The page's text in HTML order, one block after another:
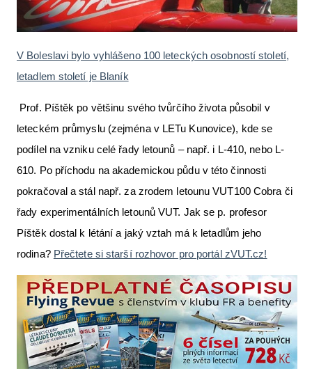
V Boleslavi bylo vyhlášeno 100 leteckých osobností století,
letadlem století je Blaník
Prof. Píštěk po většinu svého tvůrčího života působil v
leteckém průmyslu (zejména v LETu Kunovice), kde se
podílel na vzniku celé řady letounů – např. i L-410, nebo L-
610. Po příchodu na akademickou půdu v této činnosti
pokračoval a stál např. za zrodem letounu VUT100 Cobra či
řady experimentálních letounů VUT. Jak se p. profesor
Píštěk dostal k létání a jaký vztah má k letadlům jeho
rodina? Přečtete si starší rozhovor pro portál zVUT.cz!